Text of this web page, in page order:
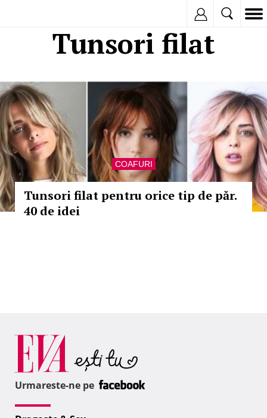
Tunsori filat
COAFURI
Tunsori filat pentru orice tip de păr.
40 de idei
Urmareste-ne pe